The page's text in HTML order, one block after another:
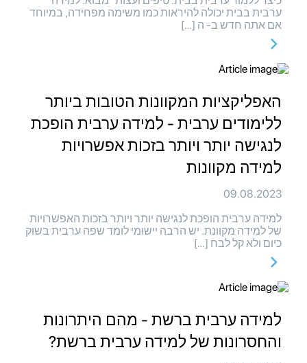
ערבית בבית יכולה להיראות כמו משימה מפחידה, במיוחד
אם אתה חדש ב- ה […]
האפליקציות המקוונות הטובות ביותר
ללימודים ערבית - למידה ערבית הופכת
לנגישה יותר ויותר בזכות אפשרויות
למידה מקוונות
09.08.2023
למידה ערבית הופכת לנגישה יותר ויותר בזכות האפשרויות
של למידה מקוונת. יש הרבה יישומי לומד שפה ערבית בשוק
כיום ולא קל לבח […]
למידה ערבית ברשת - מהם היתרונות
והחסרונות של למידה ערבית ברשת?